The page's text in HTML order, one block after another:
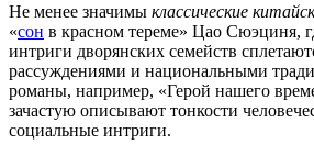
Не менее значимы классические
«сон в красном тереме» Цао Сюэциня,
интриги дворянских семейств
рассуждениями и национальными
романы, например, «Герой нашего
зачастую описывают тонкости
социальные интриги.